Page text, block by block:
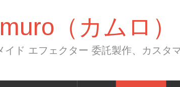
（カムロ）
ド エフェクター 委託製作、カスタ